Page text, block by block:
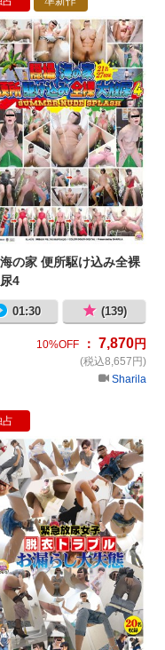
ドライバー密室アクメ恥感
の家 便所駆け込み全裸
4
01:30 (139)
10%OFF： 7,870円
(税込8,657円)
Sharila
ナー アナル搔き出し放屁恥
占